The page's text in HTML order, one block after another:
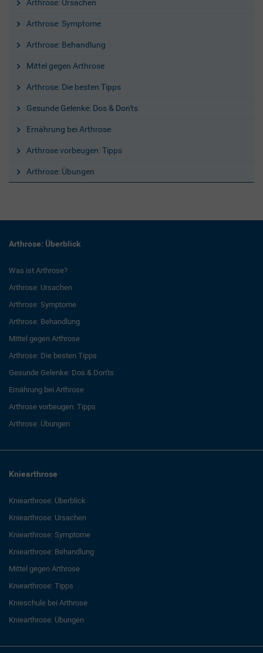
Arthrose: Ursachen
Arthrose: Symptome
Arthrose: Behandlung
Mittel gegen Arthrose
Arthrose: Die besten Tipps
Gesunde Gelenke: Dos & Don'ts
Ernährung bei Arthrose
Arthrose vorbeugen: Tipps
Arthrose: Übungen
Arthrose: Überblick
Was ist Arthrose?
Arthrose: Ursachen
Arthrose: Symptome
Arthrose: Behandlung
Mittel gegen Arthrose
Arthrose: Die besten Tipps
Gesunde Gelenke: Dos & Don'ts
Ernährung bei Arthrose
Arthrose vorbeugen: Tipps
Arthrose: Übungen
Kniearthrose
Kniearthrose: Überblick
Kniearthrose: Ursachen
Kniearthrose: Symptome
Kniearthrose: Behandlung
Mittel gegen Arthrose
Kniearthrose: Tipps
Knieschule bei Arthrose
Kniearthrose: Übungen